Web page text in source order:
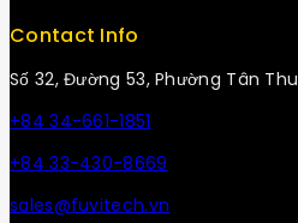
Contact Info
Số 32, Đường 53, Phường Tân
+84 34-661-1851
+84 33-430-8669
sales@fuvitech.vn